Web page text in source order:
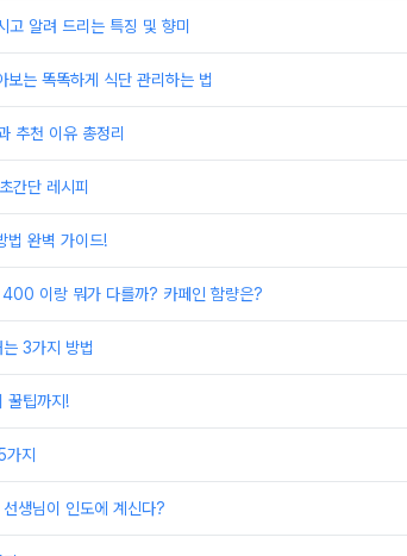
알려 드리는 특징 및 향미
는 똑똑하게 식단 관리하는 법
추천 이유 총정리
간단 레시피
법 완벽 가이드!
이랑 뭐가 다를까? 카페인 함량은?
3가지 방법
꿀팁까지!
지
생님이 인도에 계신다?